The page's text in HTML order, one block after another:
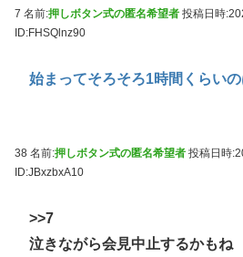
7 名前:押しボタン式の匿名希望者 投稿日時
ID:FHSQlnz90
始まってそろそろ1時間くらい
38 名前:押しボタン式の匿名希望者 投稿日時
ID:JBxzbxA10
>>7
泣きながら会見中止するかもね